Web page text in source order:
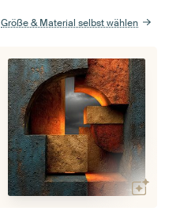
Größe & Material selbst wählen